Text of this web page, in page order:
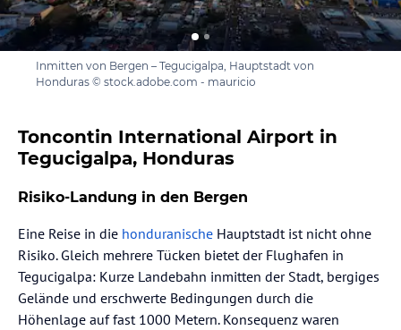
Inmitten von Bergen – Tegucigalpa, Hauptstadt von
Honduras © stock.adobe.com - mauricio
Toncontin International Airport in
Tegucigalpa, Honduras
Risiko-Landung in den Bergen
Eine Reise in die honduranische Hauptstadt ist nicht ohne
Risiko. Gleich mehrere Tücken bietet der Flughafen in
Tegucigalpa: Kurze Landebahn inmitten der Stadt, bergiges
Gelände und erschwerte Bedingungen durch die
Höhenlage auf fast 1000 Metern. Konsequenz waren